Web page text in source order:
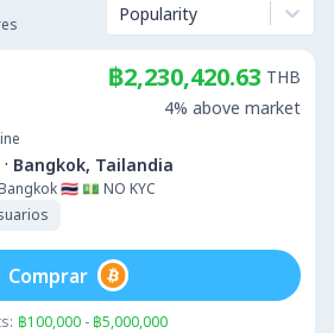
Popularity
· Bangkok, Tailandia
🇹🇭 💵 NO KYC
฿2,230,420.63 THB
4% above market
฿100,000 - ฿5,000,000
Comprar